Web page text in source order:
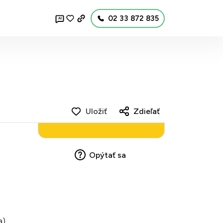
AI 02 33 872 835
Uložiť Zdieľať
Opýtať sa